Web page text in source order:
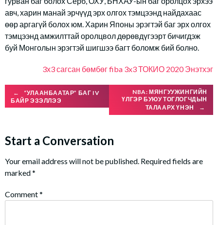
авч, харин манай эрчүүд эрх олгох тэмцээнд найдахаас
өөр аргагүй болох юм. Харин Японы эрэгтэй баг эрх олгох
тэмцээнд амжилттай оролцвол дөрөвдүгээрт бичигдэж
буй Монголын эрэгтэй шигшээ багт боломж бий болно.
3х3 сагсан бөмбөгfiba 3x3ТОКИО 2020 Энэтхэг
Post
←
“УЛААНБААТАР” БАГ IV
БАЙР ЭЗЭЛЛЭЭ
NBA: МЯНГУУЖИНГИЙН
ҮЛГЭР БУЮУ ТОГЛОГЧДЫН
ТАЛААРХ ҮНЭН
→
Start a Conversation
Your email address will not be published. Required fields are
marked*
Comment*